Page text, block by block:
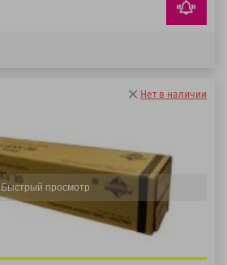
Нет в наличии
Быстрый просмотр